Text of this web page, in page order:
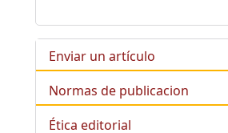
Enviar un artículo
Normas de publicacion
Ética editorial